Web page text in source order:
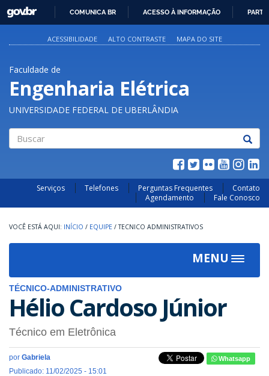
PARA
O
GOVBR
COMUNICA BR ACESSO À INFORMAÇÃO
ACESSIBILIDADE ALTO CONTRASTE MAPA DO SITE
Faculdade de
Engenharia Elétrica
UNIVERSIDADE FEDERAL DE UBERLÂNDIA
Serviços Telefones Perguntas Frequentes
Contato
Agendamento
Fale Conosco
INÍCIO / EQUIPE / TECNICO ADMINISTRATIVOS
MENU
Toggle
TÉCNICO-ADMINISTRATIVO
Hélio Cardoso Júnior
Técnico em Eletrônica
por Gabriela
Publicado: 11/02/2025 - 15:01
Whatsapp